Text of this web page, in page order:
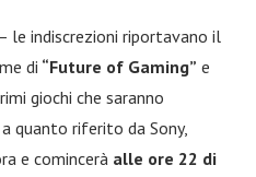
le indiscrezioni riportavano il
di “Future of Gaming” e
giochi che saranno
quanto riferito da Sony,
e comincerà alle ore 22 di